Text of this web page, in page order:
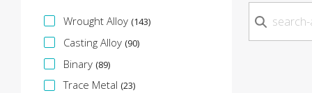
Faceta de especificación
Wrought Alloy (143)
Casting Alloy (90)
Binary (89)
Trace Metal (23)